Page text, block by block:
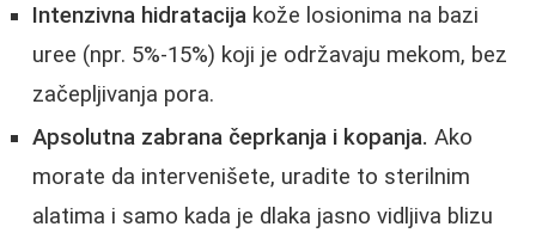
Intenzivna hidratacija kože losionima na bazi
uree (npr. 5%-15%) koji je održavaju mekom, bez
začepljivanja pora.
Apsolutna zabrana čeprkanja i kopanja. Ako
morate da intervenišete, uradite to sterilnim
alatima i samo kada je dlaka jasno vidljiva blizu